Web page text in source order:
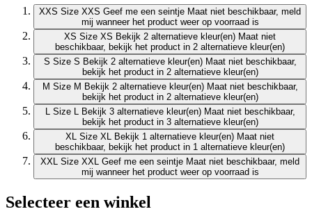
XXS Size XXS Geef me een seintje Maat niet beschikbaar, meld
mij wanneer het product weer op voorraad is
XS Size XS Bekijk 2 alternatieve kleur(en) Maat niet
beschikbaar, bekijk het product in 2 alternatieve kleur(en)
S Size S Bekijk 2 alternatieve kleur(en) Maat niet beschikbaar,
bekijk het product in 2 alternatieve kleur(en)
M Size M Bekijk 2 alternatieve kleur(en) Maat niet beschikbaar,
bekijk het product in 2 alternatieve kleur(en)
Size L Bekijk 3 alternatieve kleur(en) Maat niet beschikbaar,
bekijk het product in 3 alternatieve kleur(en)
XL
Size XL Bekijk 1 alternatieve kleur(en) Maat niet
beschikbaar, bekijk het product in 1 alternatieve kleur(en)
XXL
Size XXL Geef me een seintje Maat niet beschikbaar, meld
mij wanneer het product weer op voorraad is
Selecteer een winkel